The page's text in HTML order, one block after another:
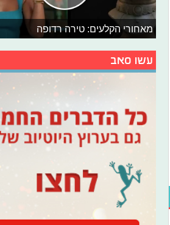
מאחורי הקלעים: טירה רדופה
עשו סאב